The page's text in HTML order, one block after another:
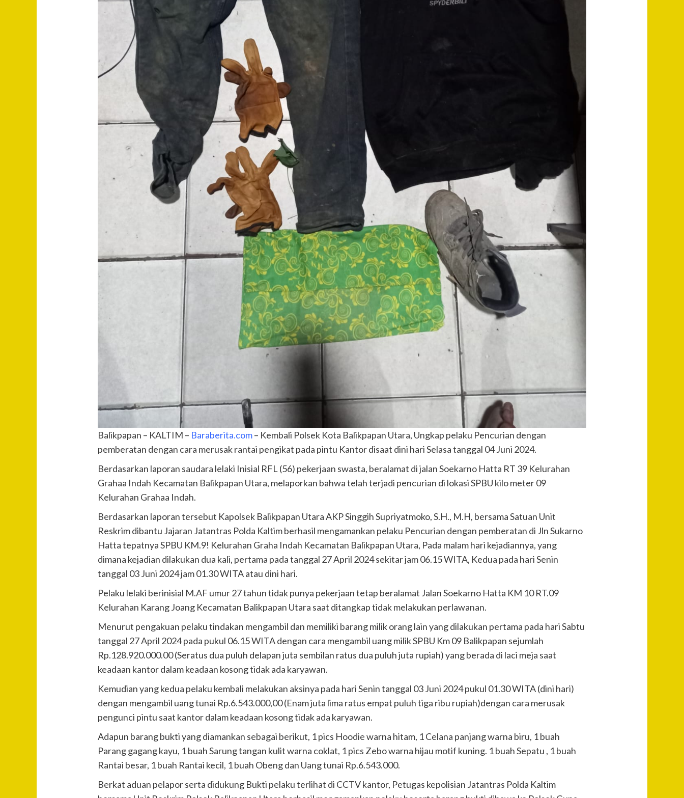
Balikpapan – KALTIM – Baraberita.com– Kembali Polsek Kota Balikpapan Utara, Ungkap pelaku Pencurian dengan
pemberatan dengan cara merusak rantai pengikat pada pintu Kantor disaat dini hari Selasa tanggal 04 Juni 2024.
Berdasarkan laporan saudara lelaki Inisial RFL (56) pekerjaan swasta, beralamat di jalan Soekarno Hatta RT 39 Kelurahan
Grahaa Indah Kecamatan Balikpapan Utara, melaporkan bahwa telah terjadi pencurian di lokasi SPBU kilo meter 09
Kelurahan Grahaa Indah.
Berdasarkan laporan tersebut Kapolsek Balikpapan Utara AKP Singgih Supriyatmoko, S.H., M.H, bersama Satuan Unit
Reskrim dibantu Jajaran Jatantras Polda Kaltim berhasil mengamankan pelaku Pencurian dengan pemberatan di Jln Sukarno
Hatta tepatnya SPBU KM.9! Kelurahan Graha Indah Kecamatan Balikpapan Utara, Pada malam hari kejadiannya, yang
dimana kejadian dilakukan dua kali, pertama pada tanggal 27 April 2024 sekitar jam 06.15 WITA, Kedua pada hari Senin
tanggal 03 Juni 2024 jam 01.30 WITA atau dini hari.
Pelaku lelaki berinisial M.AF umur 27 tahun tidak punya pekerjaan tetap beralamat Jalan Soekarno Hatta KM 10 RT.09
Kelurahan Karang Joang Kecamatan Balikpapan Utara saat ditangkap tidak melakukan perlawanan.
Menurut pengakuan pelaku tindakan mengambil dan memiliki barang milik orang lain yang dilakukan pertama pada hari Sabtu
tanggal 27 April 2024 pada pukul 06.15 WITA dengan cara mengambil uang milik SPBU Km 09 Balikpapan sejumlah
Rp.128.920.000.00 (Seratus dua puluh delapan juta sembilan ratus dua puluh juta rupiah) yang berada di laci meja saat
keadaan kantor dalam keadaan kosong tidak ada karyawan.
Kemudian yang kedua pelaku kembali melakukan aksinya pada hari Senin tanggal 03 Juni 2024 pukul 01.30 WITA (dini hari)
dengan mengambil uang tunai Rp.6.543.000,00 (Enam juta lima ratus empat puluh tiga ribu rupiah)dengan cara merusak
pengunci pintu saat kantor dalam keadaan kosong tidak ada karyawan.
Adapun barang bukti yang diamankan sebagai berikut, 1 pics Hoodie warna hitam, 1 Celana panjang warna biru, 1 buah
Parang gagang kayu, 1 buah Sarung tangan kulit warna coklat, 1 pics Zebo warna hijau motif kuning. 1 buah Sepatu , 1 buah
Rantai besar, 1 buah Rantai kecil, 1 buah Obeng dan Uang tunai Rp.6.543.000.
Berkat aduan pelapor serta didukung Bukti pelaku terlihat di CCTV kantor, Petugas kepolisian Jatantras Polda Kaltim